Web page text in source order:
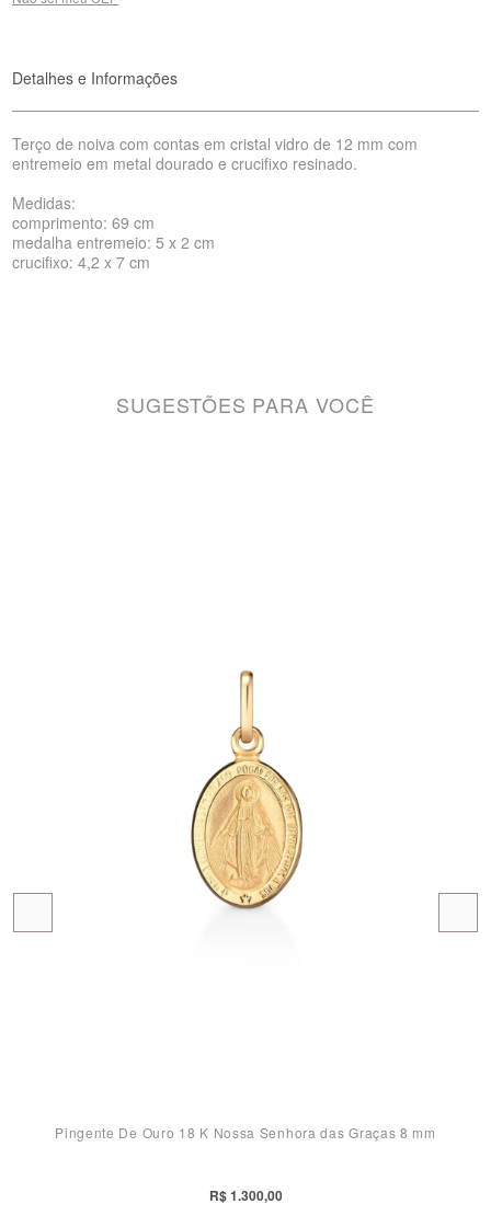
Detalhes e Informações
Terço de noiva com contas em cristal vidro de 12 mm com
entremeio em metal dourado e crucifixo resinado.
Medidas:
comprimento: 69 cm
medalha entremeio: 5 x 2 cm
crucifixo: 4,2 x 7 cm
SUGESTÕES PARA VOCÊ
Pingente De Ouro 18 K Nossa Senhora das Graças 8 mm
R$ 1.300,00